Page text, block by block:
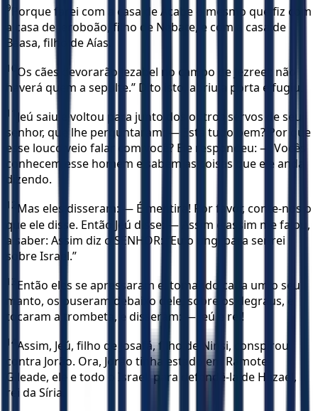
9
Porque farei com a casa de Acabe o mesmo que fiz com
a casa de Jeroboão, filho de Nebate, e com a casa de
Baasa, filho de Aías.
10 Os cães devorarão Jezabel no campo de Jezreel; não
haverá quem a sepulte.” Dito isto, abriu a porta e fugiu.
11
Jeú saiu e voltou para junto dos outros servos de seu
senhor, que lhe perguntaram: — Está tudo bem? Por que
esse louco veio falar com você? Ele respondeu: — Vocês
conhecem esse homem e sabem as coisas que ele anda
dizendo.
12 Mas eles disseram: — É mentira! Por favor, conte-nos o
que ele disse. Então Jeú disse: — Assim e assim me falou,
a saber: Assim diz o SENHOR: “Eu o ungi para ser rei
sobre Israel.”
13 Então eles se apressaram e, tomando cada um o seu
manto, os puseram debaixo dele, sobre os degraus, e
tocaram a trombeta, e disseram: — Jeú é rei!
14 Assim, Jeú, filho de Josafá, filho de Ninsi, conspirou
contra Jorão. Ora, Jorão tinha estado em Ramote-
Gileade, ele e todo o Israel, para defendê-la de Hazael,
rei da Síria.